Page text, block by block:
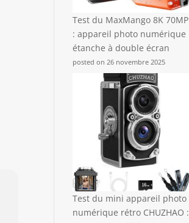
Test du MaxMango 8K 70MP
: appareil photo numérique
étanche à double écran
posted on 26 novembre 2025
Test du mini appareil photo
numérique rétro CHUZHAO :